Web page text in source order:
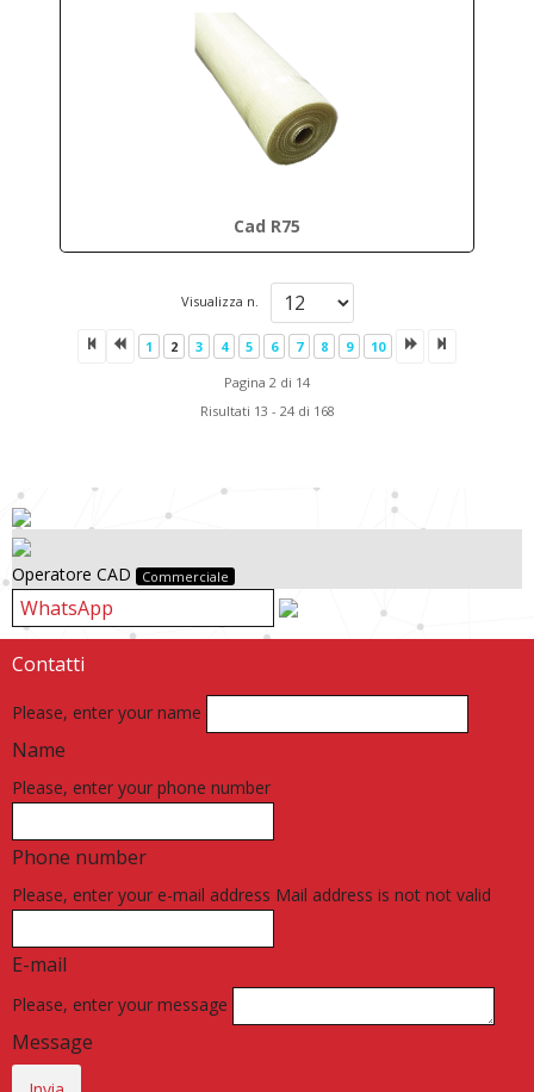
Cad R75
Visualizza n.
1 2 3 4 5 6 7 8 9
10
Pagina 2 di 14
Risultati 13 - 24 di 168
Operatore CAD Commerciale
Contatti
Please, enter your name
Name
Please, enter your phone number
Phone number
Please, enter your e-mail address Mail address is not not valid
E-mail
Please, enter your message
Message